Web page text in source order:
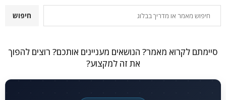
חיפוש
סיימתם לקרוא מאמר? הנושאים מעניינים אותכם? רוצים להפוך
את זה למקצוע?